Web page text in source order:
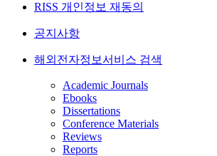
RISS 개인정보 재동의
공지사항
해외전자정보서비스 검색
Academic Journals
Ebooks
Dissertations
Conference Materials
Reviews
Reports